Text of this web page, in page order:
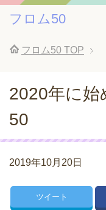
フロム50
フロム50 TOP
2020年に始
50
2019年10月20日
ツイート